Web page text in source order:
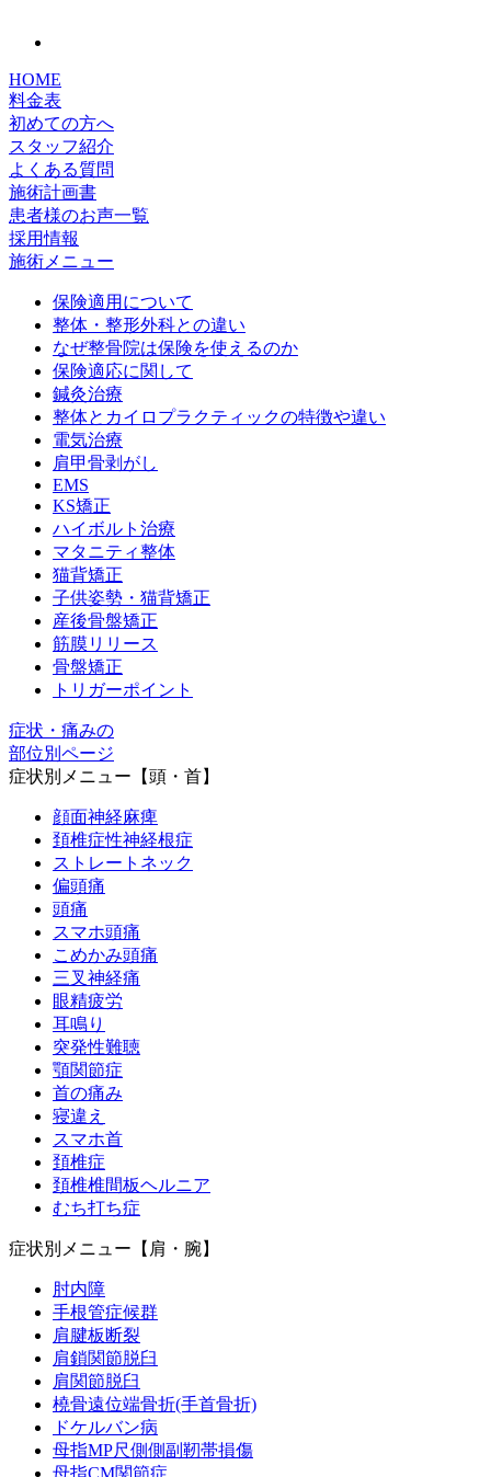
HOME
料金表
初めての方へ
スタッフ紹介
よくある質問
施術計画書
患者様のお声一覧
採用情報
施術メニュー
保険適用について
整体・整形外科との違い
なぜ整骨院は保険を使えるのか
保険適応に関して
鍼灸治療
整体とカイロプラクティックの特徴や違い
電気治療
肩甲骨剥がし
EMS
KS矯正
ハイボルト治療
マタニティ整体
猫背矯正
子供姿勢・猫背矯正
産後骨盤矯正
筋膜リリース
骨盤矯正
トリガーポイント
症状・痛みの
部位別ページ
症状別メニュー【頭・首】
顔面神経麻痺
頚椎症性神経根症
ストレートネック
偏頭痛
頭痛
スマホ頭痛
こめかみ頭痛
三叉神経痛
眼精疲労
耳鳴り
突発性難聴
顎関節症
首の痛み
寝違え
スマホ首
頚椎症
頚椎椎間板ヘルニア
むち打ち症
症状別メニュー【肩・腕】
肘内障
手根管症候群
肩腱板断裂
肩鎖関節脱臼
肩関節脱臼
橈骨遠位端骨折(手首骨折)
ドケルバン病
母指MP尺側側副靭帯損傷